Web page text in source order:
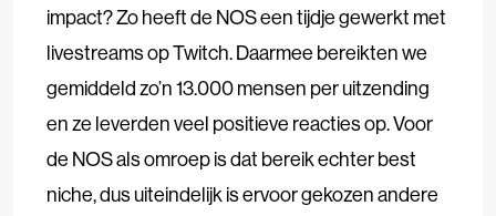
impact? Zo heeft de NOS een tijdje gewerkt met
livestreams op Twitch. Daarmee bereikten we
gemiddeld zo’n 13.000 mensen per uitzending
en ze leverden veel positieve reacties op. Voor
de NOS als omroep is dat bereik echter best
niche, dus uiteindelijk is ervoor gekozen andere